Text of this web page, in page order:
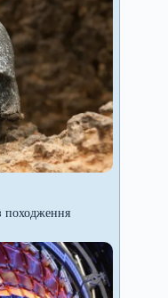
походження